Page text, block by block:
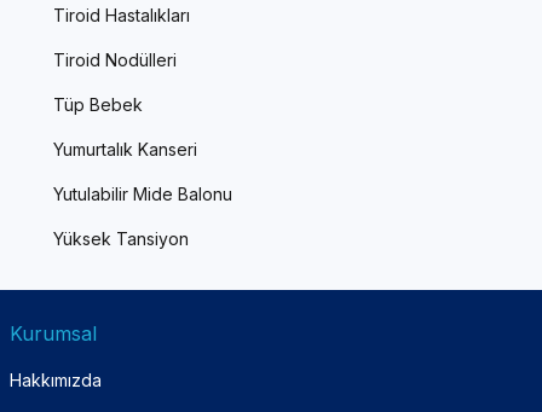
Tiroid Hastalıkları
Tiroid Nodülleri
Tüp Bebek
Yumurtalık Kanseri
Yutulabilir Mide Balonu
Yüksek Tansiyon
Kurumsal
Hakkımızda